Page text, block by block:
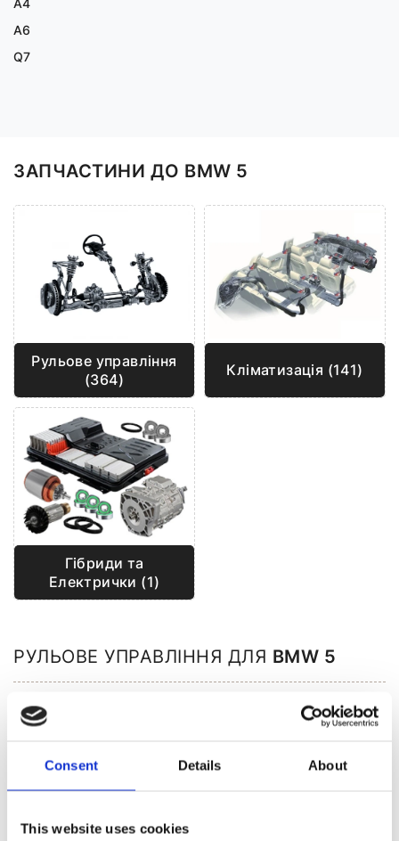
Consent Details About
This website uses cookies
A6
Q7
ЗАПЧАСТИНИ ДО BMW 5
Рульове управління
(364)
Кліматизація (141)
Гібриди та
Електрички (1)
РУЛЬОВЕ УПРАВЛІННЯ ДЛЯ BMW 5